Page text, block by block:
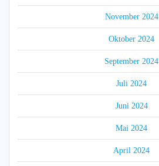
November 2024
Oktober 2024
September 2024
Juli 2024
Juni 2024
Mai 2024
April 2024